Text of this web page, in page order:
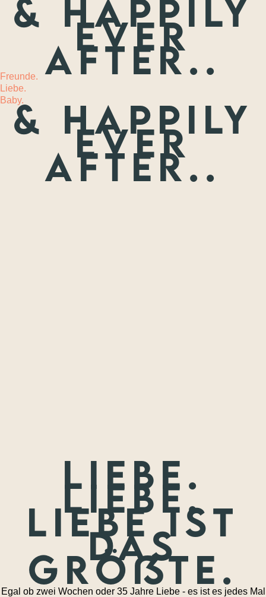
MEHR
& happily
ever
after..
Freunde.
Liebe.
Baby.& happily
ever
after..
Liebe.
Liebe.
Liebe ist
das
größte.
Egal ob zwei Wochen oder 35 Jahre Liebe - es ist es jedes Mal